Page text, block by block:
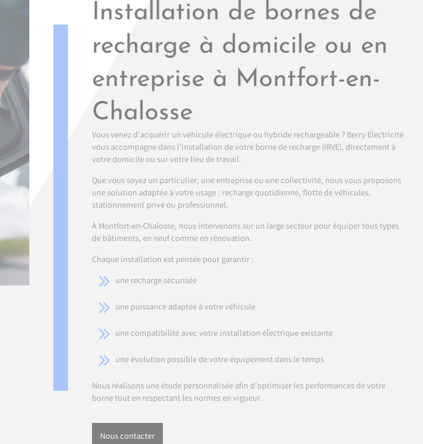
Installation de bornes de
recharge à domicile ou en
entreprise à Montfort-en-
Chalosse
Vous venez d’acquérir un véhicule électrique ou hybride rechargeable ? Berry Électricité
vous accompagne dans l’installation de votre borne de recharge (IRVE), directement à
votre domicile ou sur votre lieu de travail.
Que vous soyez un particulier, une entreprise ou une collectivité, nous vous proposons
une solution adaptée à votre usage : recharge quotidienne, flotte de véhicules,
stationnement privé ou professionnel.
À Montfort-en-Chalosse, nous intervenons sur un large secteur pour équiper tous types
de bâtiments, en neuf comme en rénovation.
Chaque installation est pensée pour garantir :
une recharge sécurisée
une puissance adaptée à votre véhicule
une compatibilité avec votre installation électrique existante
une évolution possible de votre équipement dans le temps
Nous réalisons une étude personnalisée afin d’optimiser les performances de votre
borne tout en respectant les normes en vigueur.
Nous contacter